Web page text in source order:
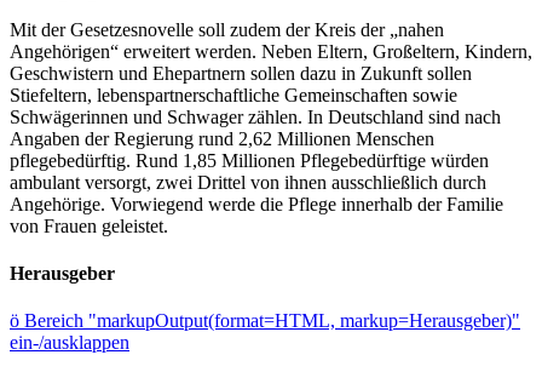
Mit der Gesetzesnovelle soll zudem der Kreis der „nahen
Angehörigen“ erweitert werden. Neben Eltern, Großeltern, Kindern,
Geschwistern und Ehepartnern sollen dazu in Zukunft sollen
Stiefeltern, lebenspartnerschaftliche Gemeinschaften sowie
Schwägerinnen und Schwager zählen. In Deutschland sind nach
Angaben der Regierung rund 2,62 Millionen Menschen
pflegebedürftig. Rund 1,85 Millionen Pflegebedürftige würden
ambulant versorgt, zwei Drittel von ihnen ausschließlich durch
Angehörige. Vorwiegend werde die Pflege innerhalb der Familie
von Frauen geleistet.
Herausgeber
ö Bereich "markupOutput(format=HTML, markup=Herausgeber)"
ein-/ausklappen